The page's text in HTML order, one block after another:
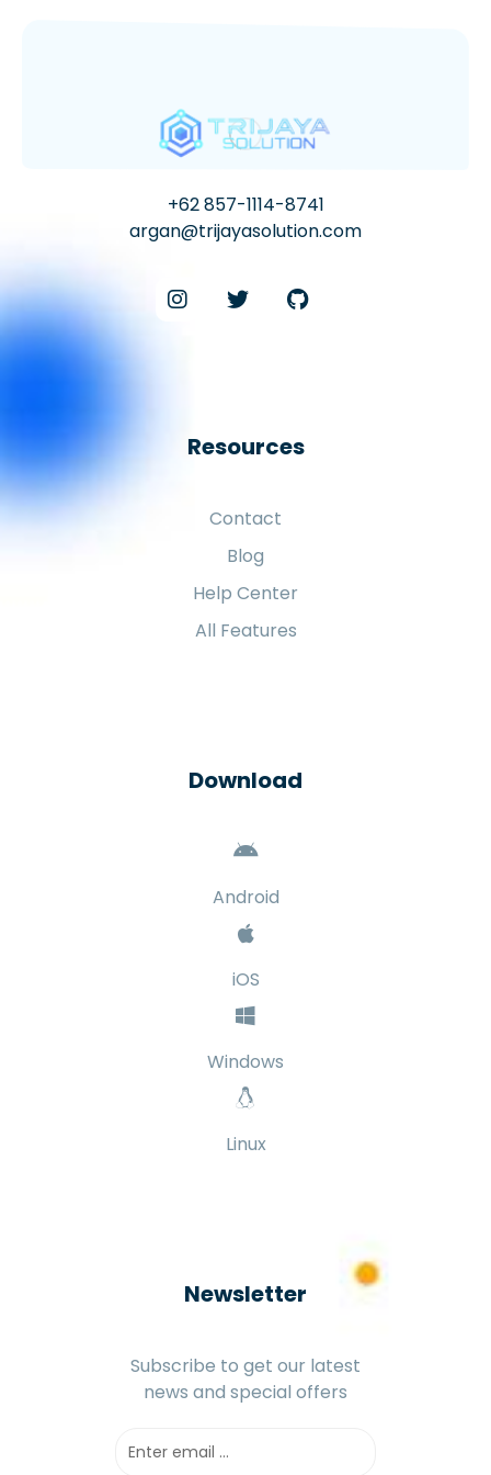
+62 857-1114-8741
argan@trijayasolution.com
Resources
Contact
Blog
Help Center
All Features
Download
Android
iOS
Windows
Linux
Newsletter
Subscribe to get our latest
news and special offers